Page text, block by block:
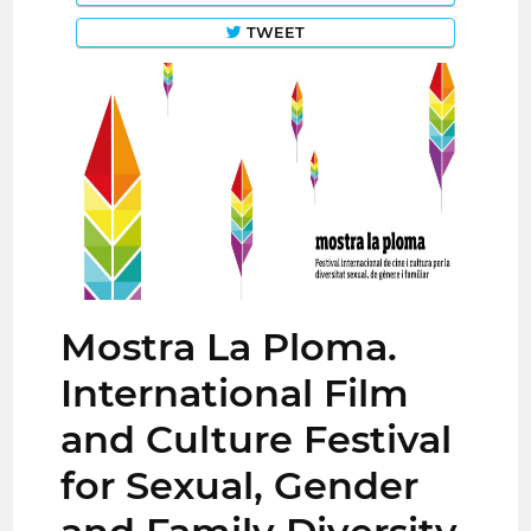
TWEET
Mostra La Ploma.
International Film
and Culture Festival
for Sexual, Gender